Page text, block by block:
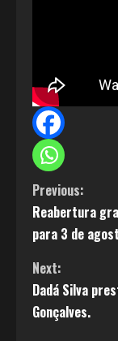
C
o
n
t
i
n
Previous:
Reabertura
para 3 de
Next:
Dadá Silva
Gonçalves.